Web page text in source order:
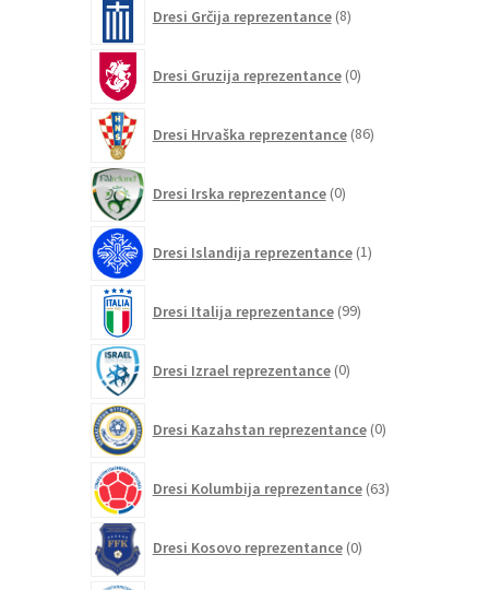
Dresi Grčija reprezentance 8izdelkov
Dresi Gruzija reprezentance 0izdelkov
Dresi Hrvaška reprezentance 86izdelkov
Dresi Irska reprezentance 0izdelkov
Dresi Islandija reprezentance 1izdelek
Dresi Italija reprezentance 99izdelkov
Dresi Izrael reprezentance 0izdelkov
Dresi Kazahstan reprezentance 0izdelkov
Dresi Kolumbija reprezentance 63izdelkov
Dresi Kosovo reprezentance 0izdelkov